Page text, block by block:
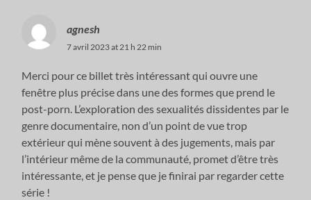
agnesh
7 avril 2023 at 21 h 22 min
Merci pour ce billet très intéressant qui ouvre une
fenêtre plus précise dans une des formes que prend le
post-porn. L’exploration des sexualités dissidentes par le
genre documentaire, non d’un point de vue trop
extérieur qui mène souvent à des jugements, mais par
l’intérieur même de la communauté, promet d’être très
intéressante, et je pense que je finirai par regarder cette
série !